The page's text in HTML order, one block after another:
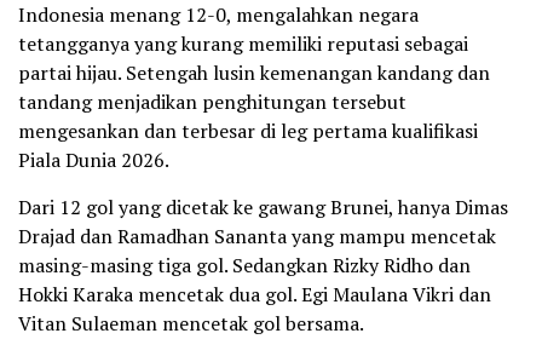
Indonesia menang 12-0, mengalahkan negara
tetangganya yang kurang memiliki reputasi sebagai
partai hijau. Setengah lusin kemenangan kandang dan
tandang menjadikan penghitungan tersebut
mengesankan dan terbesar di leg pertama kualifikasi
Piala Dunia 2026.
Dari 12 gol yang dicetak ke gawang Brunei, hanya Dimas
Drajad dan Ramadhan Sananta yang mampu mencetak
masing-masing tiga gol. Sedangkan Rizky Ridho dan
Hokki Karaka mencetak dua gol. Egi Maulana Vikri dan
Vitan Sulaeman mencetak gol bersama.